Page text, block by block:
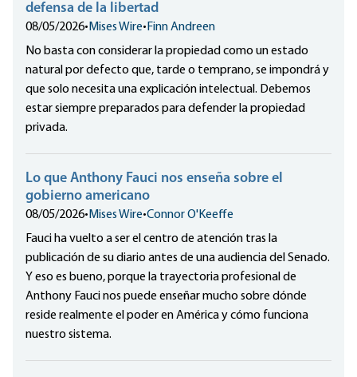
defensa de la libertad
08/05/2026• Mises Wire• Finn Andreen
No basta con considerar la propiedad como un estado
natural por defecto que, tarde o temprano, se impondrá y
que solo necesita una explicación intelectual. Debemos
estar siempre preparados para defender la propiedad
privada.
Lo que Anthony Fauci nos enseña sobre el
gobierno americano
08/05/2026• Mises Wire•Connor O'Keeffe
Fauci ha vuelto a ser el centro de atención tras la
publicación de su diario antes de una audiencia del Senado.
Y eso es bueno, porque la trayectoria profesional de
Anthony Fauci nos puede enseñar mucho sobre dónde
reside realmente el poder en América y cómo funciona
nuestro sistema.